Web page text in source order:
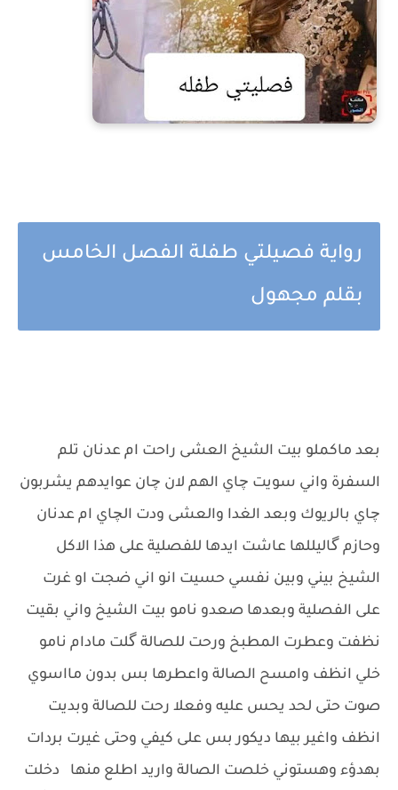
رواية فصيلتي طفلة الفصل الخامس
بقلم مجهول
بعد ماكملو بيت الشيخ العشى راحت ام عدنان تلم
السفرة واني سويت چاي الهم لان چان عوايدهم يشربون
چاي بالريوك وبعد الغدا والعشى ودت الچاي ام عدنان
وحازم گاليللها عاشت ايدها للفصلية على هذا الاكل
الشيخ بيني وبين نفسي حسيت انو اني ضجت او غرت
على الفصلية وبعدها صعدو نامو بيت الشيخ واني بقيت
نظفت وعطرت المطبخ ورحت للصالة گلت مادام نامو
خلي انظف وامسح الصالة واعطرها بس بدون مااسوي
صوت حتى لحد يحس عليه وفعلا رحت للصالة وبديت
انظف واغير بيها ديكور بس على كيفي وحتى غيرت بردات
بهدؤء وهستوني خلصت الصالة واريد اطلع منها دخلت